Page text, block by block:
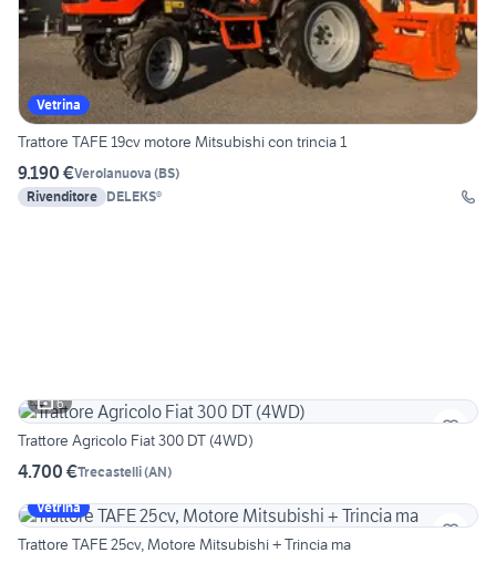
Vetrina
Trattore TAFE 19cv motore Mitsubishi con trincia 1
9.190 €Verolanuova (BS)
Rivenditore DELEKS®
6
Trattore Agricolo Fiat 300 DT (4WD)
4.700 €Trecastelli(AN)
Vetrina
Trattore TAFE 25cv, Motore Mitsubishi + Trincia ma